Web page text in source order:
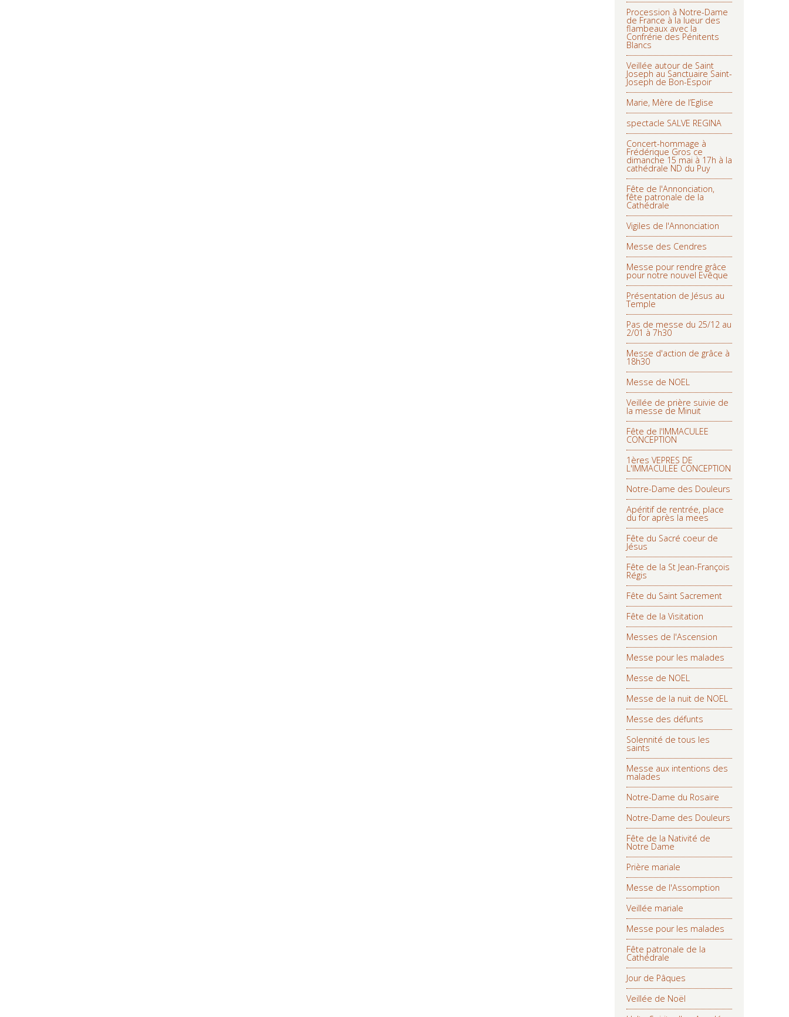
Procession à Notre-Dame
de France à la lueur des
flambeaux avec la
Confrérie des Pénitents
Blancs
Veillée autour de Saint
Joseph au Sanctuaire Saint-
Joseph de Bon-Espoir
Marie, Mère de l’Eglise
spectacle SALVE REGINA
Concert-hommage à
Frédérique Gros ce
dimanche 15 mai à 17h à la
cathédrale ND du Puy
Fête de l'Annonciation,
fête patronale de la
Cathédrale
Vigiles de l'Annonciation
Messe des Cendres
Messe pour rendre grâce
pour notre nouvel Evêque
Présentation de Jésus au
Temple
Pas de messe du 25/12 au
2/01 à 7h30
Messe d'action de grâce à
18h30
Messe de NOEL
Veillée de prière suivie de
la messe de Minuit
Fête de l'IMMACULEE
CONCEPTION
1ères VEPRES DE
L'IMMACULEE CONCEPTION
Notre-Dame des Douleurs
Apéritif de rentrée, place
du for après la mees
Fête du Sacré coeur de
Jésus
Fête de la St Jean-François
Régis
Fête du Saint Sacrement
Fête de la Visitation
Messes de l'Ascension
Messe pour les malades
Messe de NOEL
Messe de la nuit de NOEL
Messe des défunts
Solennité de tous les
saints
Messe aux intentions des
malades
Notre-Dame du Rosaire
Notre-Dame des Douleurs
Fête de la Nativité de
Notre Dame
Prière mariale
Messe de l'Assomption
Veillée mariale
Messe pour les malades
Fête patronale de la
Cathédrale
Jour de Pâques
Veillée de Noël